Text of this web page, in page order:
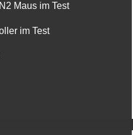
Maus im Test
im Test